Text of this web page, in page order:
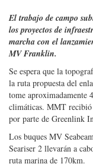
El trabajo de campo
los proyectos de
marcha con el
MV Franklin.
Se espera que la
la ruta propuesta del
tome aproximadamente
climáticas. MMT
por parte de Greenlink
Los buques MV
Seariser 2 llevarán a
ruta marina de 170km.